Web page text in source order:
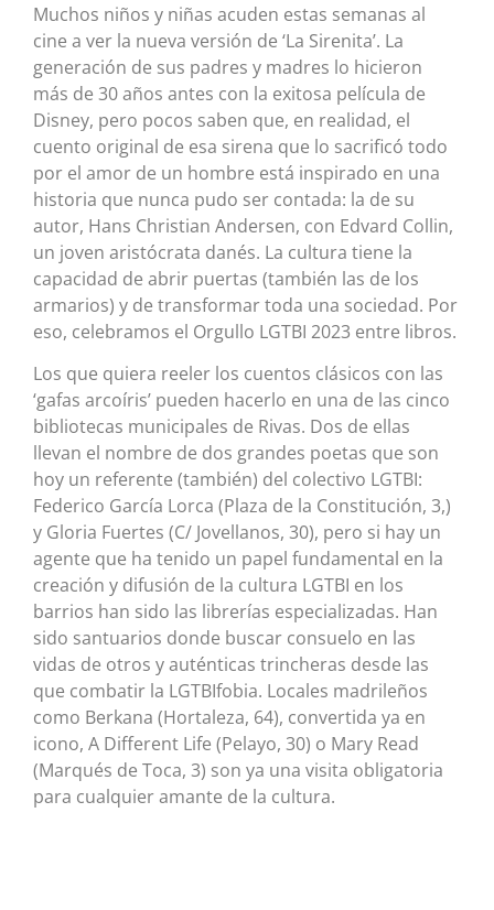
Muchos niños y niñas acuden estas semanas al
cine a ver la nueva versión de ‘La Sirenita’. La
generación de sus padres y madres lo hicieron
más de 30 años antes con la exitosa película de
Disney, pero pocos saben que, en realidad, el
cuento original de esa sirena que lo sacrificó todo
por el amor de un hombre está inspirado en una
historia que nunca pudo ser contada: la de su
autor, Hans Christian Andersen, con Edvard Collin,
un joven aristócrata danés. La cultura tiene la
capacidad de abrir puertas (también las de los
armarios) y de transformar toda una sociedad. Por
eso, celebramos el Orgullo LGTBI 2023 entre libros.
Los que quiera reeler los cuentos clásicos con las
‘gafas arcoíris’ pueden hacerlo en una de las cinco
bibliotecas municipales de Rivas. Dos de ellas
llevan el nombre de dos grandes poetas que son
hoy un referente (también) del colectivo LGTBI:
Federico García Lorca (Plaza de la Constitución, 3,)
y Gloria Fuertes (C/ Jovellanos, 30), pero si hay un
agente que ha tenido un papel fundamental en la
creación y difusión de la cultura LGTBI en los
barrios han sido las librerías especializadas. Han
sido santuarios donde buscar consuelo en las
vidas de otros y auténticas trincheras desde las
que combatir la LGTBIfobia. Locales madrileños
como Berkana (Hortaleza, 64), convertida ya en
icono, A Different Life (Pelayo, 30) o Mary Read
(Marqués de Toca, 3) son ya una visita obligatoria
para cualquier amante de la cultura.